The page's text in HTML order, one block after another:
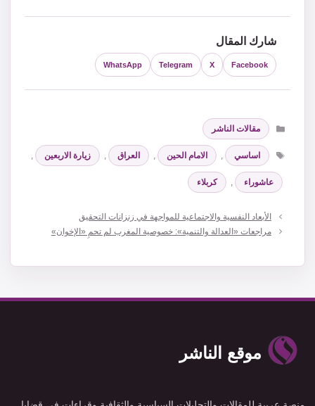
شارك المقال
Facebook
X
Telegram
WhatsApp
التصنيفات
مقالات الناشر
الوسوم
اساسي , الامام الحين , العراق , زيارة الاربعين ,
عاشوراء , كربلاء
الأبعاد النفسية والاجتماعية للمواجهة في زنزانات التحقيق
مراجعات «العدالة والتنمية»: خصوصية المغرب لم تحمِ «الإخوان»
موقع الناشر